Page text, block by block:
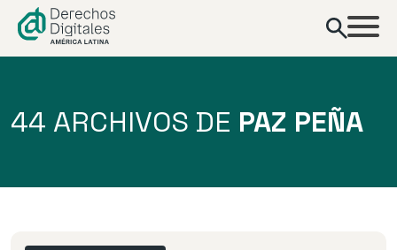
contenido
44 ARCHIVOS DE PAZ PEÑA